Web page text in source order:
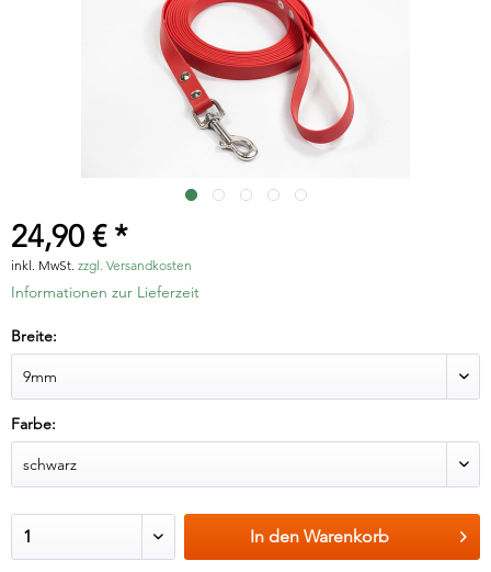
24,90 € *
inkl. MwSt. zzgl. Versandkosten
Informationen zur Lieferzeit
Breite:
Farbe:
In den Warenkorb